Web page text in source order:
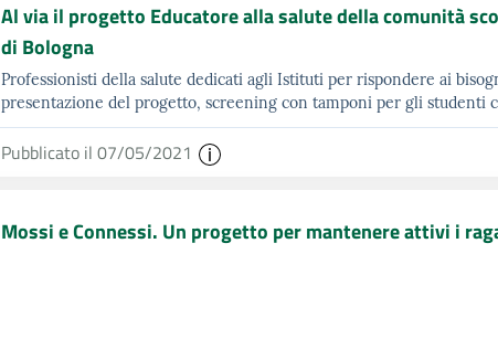
Al via il progetto Educatore alla salute della comunità
di Bologna
Professionisti della salute dedicati agli Istituti per rispondere ai
presentazione del progetto, screening con tamponi per gli studenti
Pubblicato il 07/05/2021
Mossi e Connessi. Un progetto per mantenere attivi i